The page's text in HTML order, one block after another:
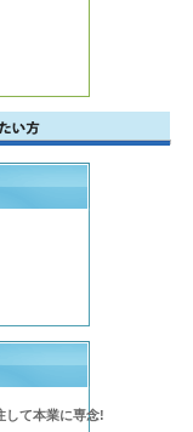
して本業に専念!